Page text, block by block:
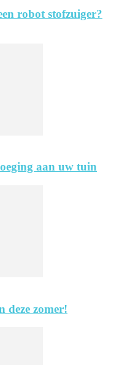
robot stofzuiger?
aan uw tuin
deze zomer!